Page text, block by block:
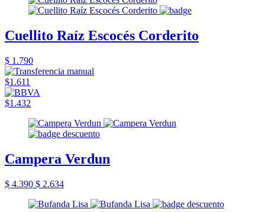
Cuellito Raíz Escocés Corderito
$ 1.790
$1.611
$1.432
Campera Verdun
$ 4.390 $ 2.634